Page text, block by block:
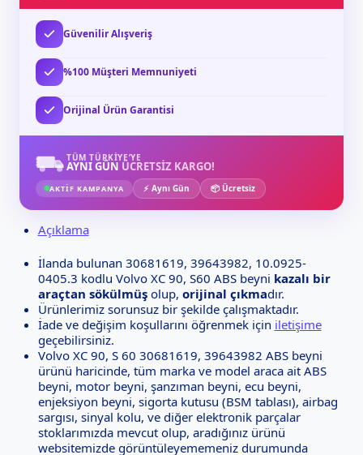
Güvenilir Alışveriş
%100 Müşteri Memnuniyeti
Orijinal Ürün Garantisi
TÜM TÜRKIYE’YE
AYNI GÜN ÜCRETSİZ KARGO!
AKTİF KAMPANYA ⚡ Aynı Gün 📦 Ücretsiz
Açıklama
İlanda bulunan 30681619, 39643982, 10.0925-
0405.3 kodlu Volvo XC 90, S60 ABS beyni kazalı bir
araçtan sökülmüşolup, orijinal çıkmadır.
Ürünlerimiz sorunsuz bir şekilde çalışmaktadır.
İade ve değişim koşullarını öğrenmek için iletişime
geçebilirsiniz.
Volvo XC 90, S 60 30681619, 39643982 ABS beyni
ürünü haricinde, tüm marka ve model araca ait ABS
beyni, motor beyni, şanzıman beyni, ecu beyni,
enjeksiyon beyni, sigorta kutusu (BSM tablası), airbag
sargısı, sinyal kolu, ve diğer elektronik parçalar
stoklarımızda mevcut olup, aradığınız ürünü
websitemizde görüntüleyememeniz durumunda